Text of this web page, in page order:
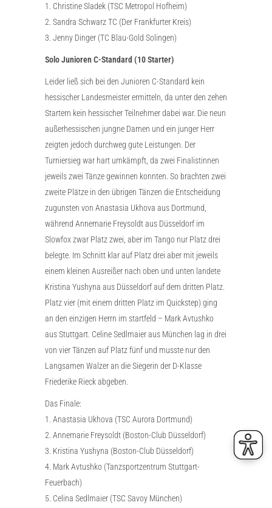
1. Christine Sladek (TSC Metropol Hofheim)
2. Sandra Schwarz TC (Der Frankfurter Kreis)
3. Jenny Dinger (TC Blau-Gold Solingen)
Solo Junioren C-Standard (10 Starter)
Leider ließ sich bei den Junioren C-Standard kein
hessischer Landesmeister ermitteln, da unter den zehen
Startern kein hessischer Teilnehmer dabei war. Die neun
außerhessischen jungne Damen und ein junger Herr
zeigten jedoch durchweg gute Leistungen. Der
Turniersieg war hart umkämpft, da zwei Finalistinnen
jeweils zwei Tänze gewinnen konnten. So brachten zwei
zweite Plätze in den übrigen Tänzen die Entscheidung
zugunsten von Anastasia Ukhova aus Dortmund,
während Annemarie Freysoldt aus Düsseldorf im
Slowfox zwar Platz zwei, aber im Tango nur Platz drei
belegte. Im Schnitt klar auf Platz drei aber mit jeweils
einem kleinen Ausreißer nach oben und unten landete
Kristina Yushyna aus Düsseldorf auf dem dritten Platz.
Platz vier (mit einem dritten Platz im Quickstep) ging
an den einzigen Herrn im startfeld – Mark Avtushko
aus Stuttgart. Celine Sedlmaier aus München lag in drei
von vier Tänzen auf Platz fünf und musste nur den
Langsamen Walzer an die Siegerin der D-Klasse
Friederike Rieck abgeben.
Das Finale:
1. Anastasia Ukhova (TSC Aurora Dortmund)
2. Annemarie Freysoldt (Boston-Club Düsseldorf)
3. Kristina Yushyna (Boston-Club Düsseldorf)
4. Mark Avtushko (Tanzsportzentrum Stuttgart-
Feuerbach)
5. Celina Sedlmaier (TSC Savoy München)